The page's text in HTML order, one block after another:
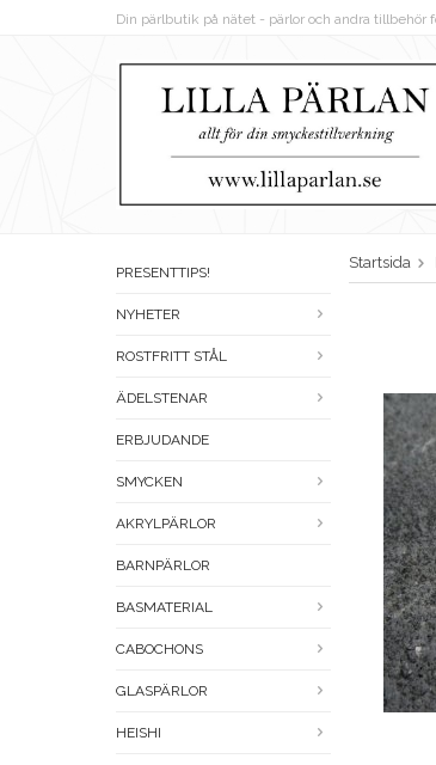
Din pärlbutik på nätet - pärlor och andra
PRESENTTIPS!
NYHETER
ROSTFRITT STÅL
ÄDELSTENAR
ERBJUDANDE
SMYCKEN
AKRYLPÄRLOR
BARNPÄRLOR
BASMATERIAL
CABOCHONS
GLASPÄRLOR
HEISHI
Startsida